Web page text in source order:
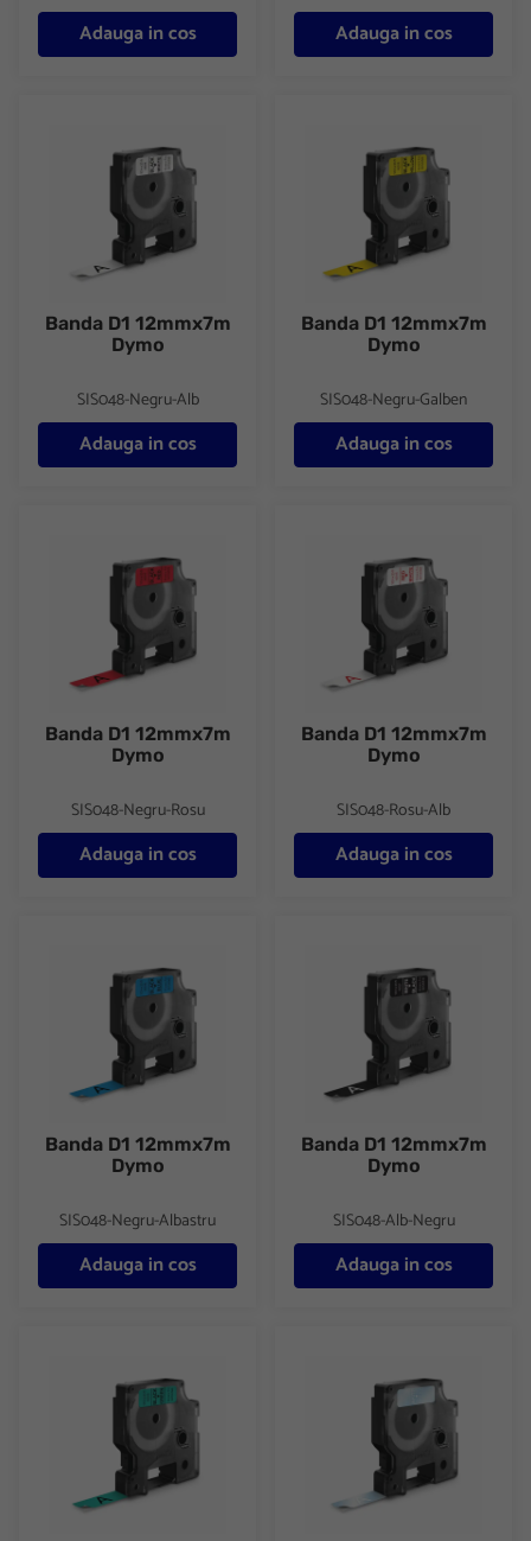
Adauga in cos Adauga in cos
Banda D1 12mmx7m
Dymo
SIS048-Negru-Alb
Adauga in cos
Banda D1 12mmx7m
Dymo
SIS048-Negru-Galben
Adauga in cos
Banda D1 12mmx7m
Dymo
SIS048-Negru-Rosu
Adauga in cos
Banda D1 12mmx7m
Dymo
SIS048-Rosu-Alb
Adauga in cos
Banda D1 12mmx7m
Dymo
SIS048-Negru-Albastru
Adauga in cos
Banda D1 12mmx7m
Dymo
SIS048-Alb-Negru
Adauga in cos